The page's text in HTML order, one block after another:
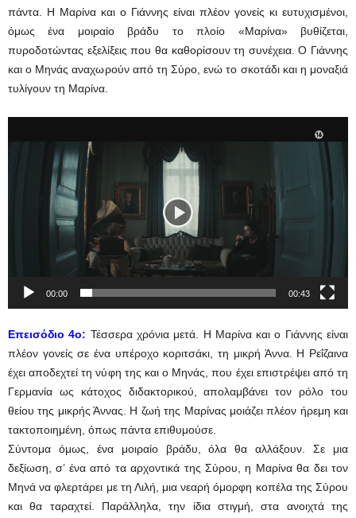
πάντα. Η Μαρίνα και ο Γιάννης είναι πλέον γονείς κι ευτυχισμένοι,
όμως ένα μοιραίο βράδυ το πλοίο «Μαρίνα» βυθίζεται,
πυροδοτώντας εξελίξεις που θα καθορίσουν τη συνέχεια. Ο Γιάννης
και ο Μηνάς αναχωρούν από τη Σύρο, ενώ το σκοτάδι και η μοναξιά
τυλίγουν τη Μαρίνα.
Αναπαραγωγής
00:00 00:43
Επεισόδιο 4ο: Τέσσερα χρόνια μετά. Η Μαρίνα και ο Γιάννης είναι
πλέον γονείς σε ένα υπέροχο κοριτσάκι, τη μικρή Άννα. Η Ρεΐζαινα
έχει αποδεχτεί τη νύφη της και ο Μηνάς, που έχει επιστρέψει από τη
Γερμανία ως κάτοχος διδακτορικού, απολαμβάνει τον ρόλο του
θείου της μικρής Άννας. Η ζωή της Μαρίνας μοιάζει πλέον ήρεμη και
τακτοποιημένη, όπως πάντα επιθυμούσε.
Σύντομα όμως, ένα μοιραίο βράδυ, όλα θα αλλάξουν. Σε μια
δεξίωση, σ’ ένα από τα αρχοντικά της Σύρου, η Μαρίνα θα δει τον
Μηνά να φλερτάρει με τη Λιλή, μια νεαρή όμορφη κοπέλα της Σύρου
και θα ταραχτεί. Παράλληλα, την ίδια στιγμή, στα ανοιχτά της